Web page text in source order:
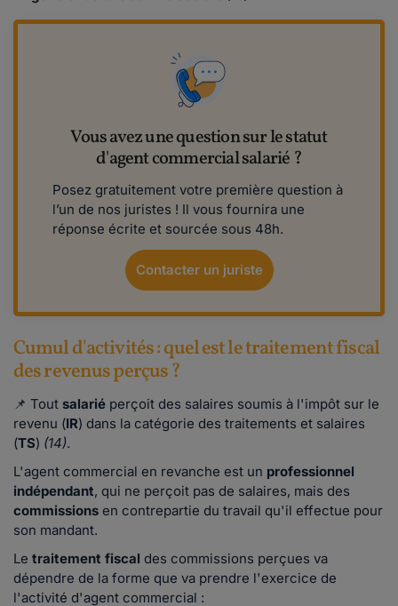
Vous avez une question sur le statut
d'agent commercial salarié ?
Posez gratuitement votre première question à
l’un de nos juristes ! Il vous fournira une
réponse écrite et sourcée sous 48h.
Contacter un juriste
Cumul d'activités : quel est le traitement fiscal
des revenus perçus ?
📌 Tout salarié perçoit des salaires soumis à l'impôt sur le
revenu (IR) dans la catégorie des traitements et salaires
(TS) (14).
L'agent commercial en revanche est un professionnel
indépendant, qui ne perçoit pas de salaires, mais des
commissions en contrepartie du travail qu'il effectue pour
son mandant.
Le traitement fiscal des commissions perçues va
dépendre de la forme que va prendre l'exercice de
l'activité d'agent commercial :